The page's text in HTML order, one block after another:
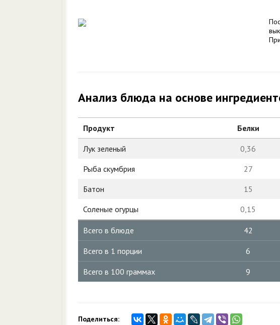
Анализ блюда на основе
Продукт Белки
Лук зеленый 0,36
Рыба скумбрия
27
Батон
15
Соленые огурцы
0,15
Всего в блюде 42
Всего в 1 порции 6
Всего в 100 граммах 9
Поделиться: